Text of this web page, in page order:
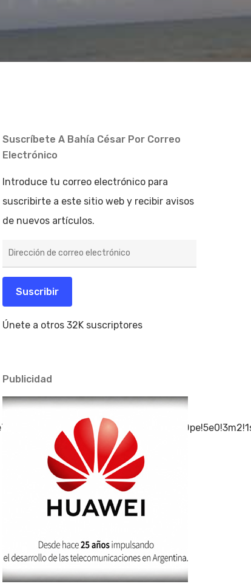
Suscríbete A Bahía César Por Correo
Electrónico
Introduce tu correo electrónico para
suscribirte a este sitio web y recibir avisos
de nuevos artículos.
de
electrónico
Suscribir
Únete a otros 32K suscriptores
Publicidad